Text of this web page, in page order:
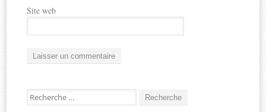
Site web
Recherche
pour: